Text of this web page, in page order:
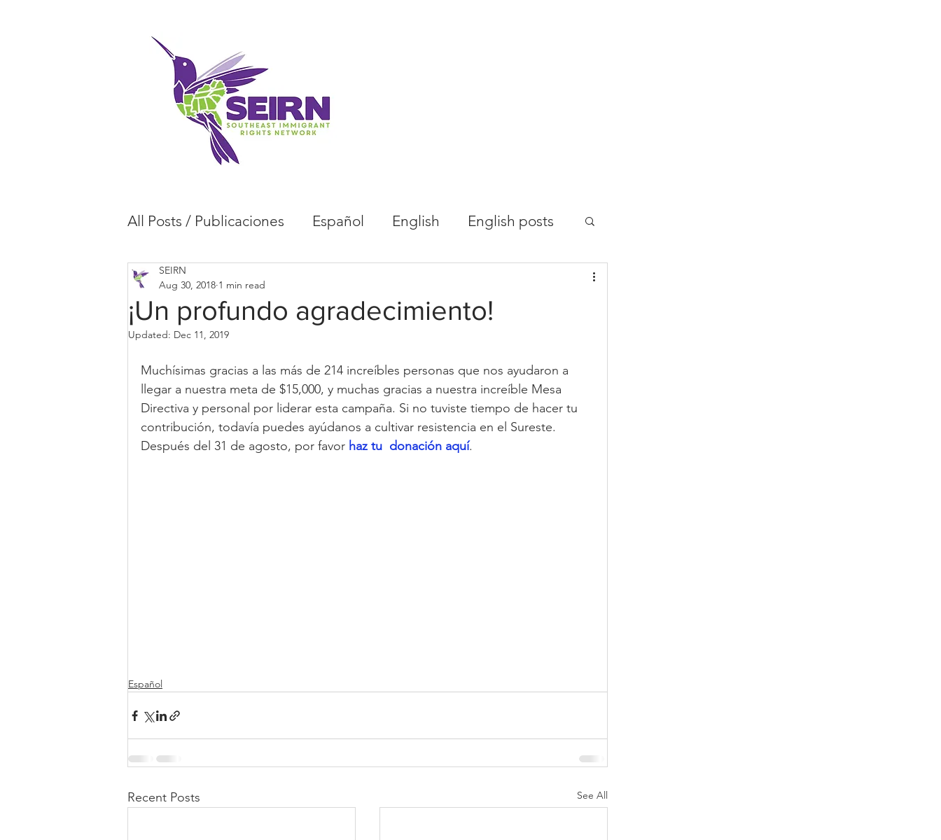
All Posts / Publicaciones Español English English posts
¡Un profundo agradecimiento!
SEIRN
Aug 30, 2018 1 min read
Updated: Dec 11, 2019
Muchísimas gracias a las más de 214 increíbles personas que nos ayudaron a
llegar a nuestra meta de $15,000, y muchas gracias a nuestra increíble Mesa
Directiva y personal por liderar esta campaña. Si no tuviste tiempo de hacer tu
contribución, todavía puedes ayúdanos a cultivar resistencia en el Sureste.
Después del 31 de agosto, por favor haz tu  donación aquí.
Español
Recent Posts See All